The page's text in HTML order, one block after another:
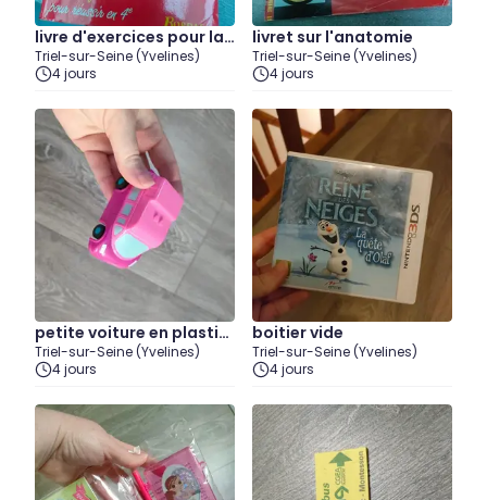
livre d'exercices pour la
4eme
Triel-sur-Seine (Yvelines)
4 jours
livret sur l'anatomie
Triel-sur-Seine (Yvelines)
4 jours
petite voiture en plastiq
ue
Triel-sur-Seine (Yvelines)
4 jours
boitier vide
Triel-sur-Seine (Yvelines)
4 jours